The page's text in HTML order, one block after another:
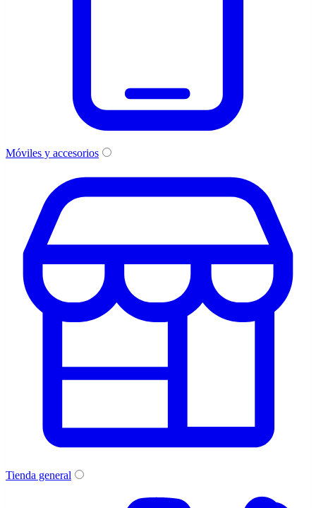
Móviles y accesorios
Tienda general